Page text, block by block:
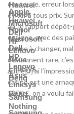
Huawei
Honor
Microsoft
Dell
HP
Lenovo
Asus
Linksys
Benq
Samsung
Nothing
Apple
Huawei
Honor
Microsoft
Dell
HP
Lenovo
Asus
Linksys
Benq
douteuse, erreur
éviter à tous prix.
an, le rapport
en ligne, avec des
donne à changer,
deviennent rare,
autres, j’ai
casino est une
1200 €, on a voulu